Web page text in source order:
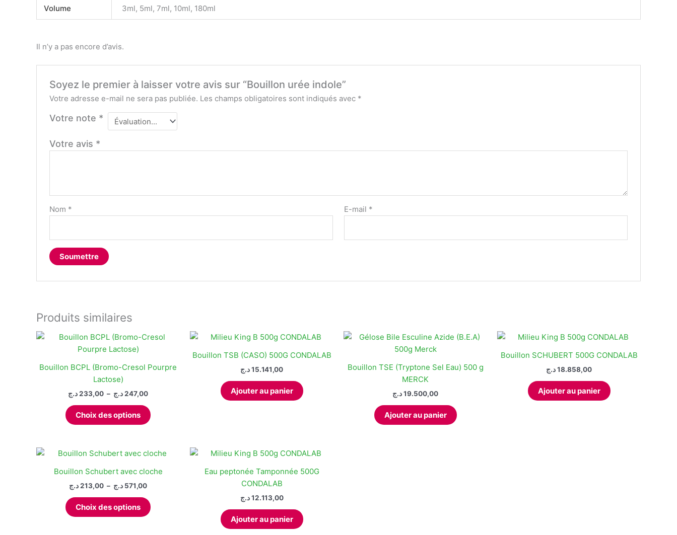
Volume 3ml, 5ml, 7ml, 10ml, 180ml
Il n’y a pas encore d’avis.
Soyez le premier à laisser votre avis sur “Bouillon urée indole”
Votre adresse e-mail ne sera pas publiée. Les champs obligatoires sont indiqués avec *
Votre note *
Votre avis *
Nom * E-mail *
Produits similaires
Bouillon BCPL (Bromo-Cresol Pourpre
Lactose)
233,00د.ج – 247,00د.ج
Plage
prix :
233,00 د.ج
Choix des options
produit
variations.
Les
être
Bouillon TSB (CASO) 500G CONDALAB
15.141,00د.ج
Ajouter au panier
Bouillon TSE (Tryptone Sel Eau) 500 g
MERCK
19.500,00د.ج
Ajouter au panier
Bouillon SCHUBERT 500G CONDALAB
18.858,00د.ج
Ajouter au panier
Bouillon Schubert avec cloche
213,00د.ج – 571,00 د.ج
Plage
prix :
213,00 د.ج
Choix des options
produit
Eau peptonée Tamponnée 500G
CONDALAB
12.113,00 د.ج
Ajouter au panier